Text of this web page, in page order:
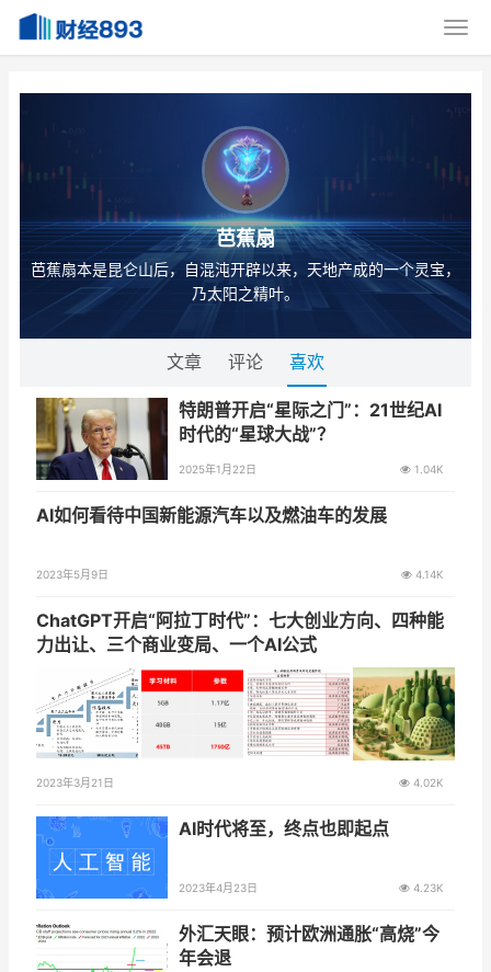
芭蕉扇
芭蕉扇本是昆仑山后，自混沌开辟以来，天地产成的一个灵宝，
乃太阳之精叶。
文章 评论 喜欢
特朗普开启“星际之门”：21世纪AI
时代的“星球大战”？
2025年1月22日 1.04K
AI如何看待中国新能源汽车以及燃油车的发展
2023年5月9日 4.14K
ChatGPT开启“阿拉丁时代”：七大创业方向、四种能
力出让、三个商业变局、一个AI公式
2023年3月21日 4.02K
AI时代将至，终点也即起点
2023年4月23日 4.23K
外汇天眼：预计欧洲通胀“高烧”今
年会退